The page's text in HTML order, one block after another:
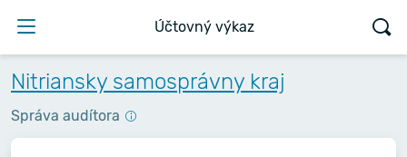
Účtovný výkaz
Nitriansky samosprávny kraj
Správa audítora